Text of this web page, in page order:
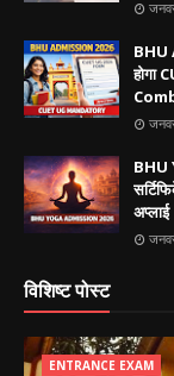
BHU
होगा
BHU
अप्लाई
विशिष्ट पोस्ट
ENTRANCE EXAM